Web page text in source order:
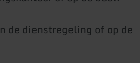
de dienstregeling of op de